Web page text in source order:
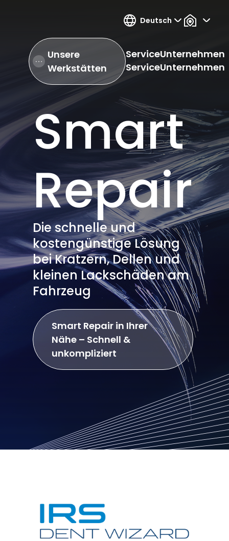
Deutsch
Open Hamburger Menu
Unsere
Werkstätten
Service
Service
Unternehmen
Unternehmen
Smart
Repair
Die schnelle und
kostengünstige Lösung
bei Kratzern, Dellen und
kleinen Lackschäden am
Fahrzeug
Smart Repair in Ihrer
Nähe – Schnell &
unkompliziert